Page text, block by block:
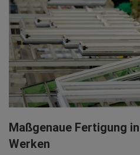
Maßgenaue Fertigung
Werken